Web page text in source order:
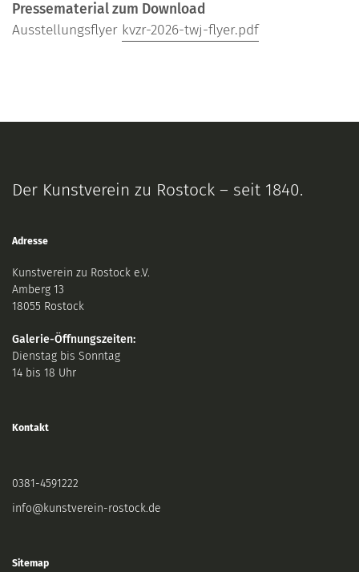
Pressematerial zum Download
Ausstellungsflyer kvzr-2026-twj-flyer.pdf
Der Kunstverein zu Rostock – seit 1840.
Adresse
Kunstverein zu Rostock e.V.
Amberg 13
18055 Rostock
Galerie-Öffnungszeiten:
Dienstag bis Sonntag
14 bis 18 Uhr
Kontakt
0381-4591222
info@kunstverein-rostock.de
Sitemap